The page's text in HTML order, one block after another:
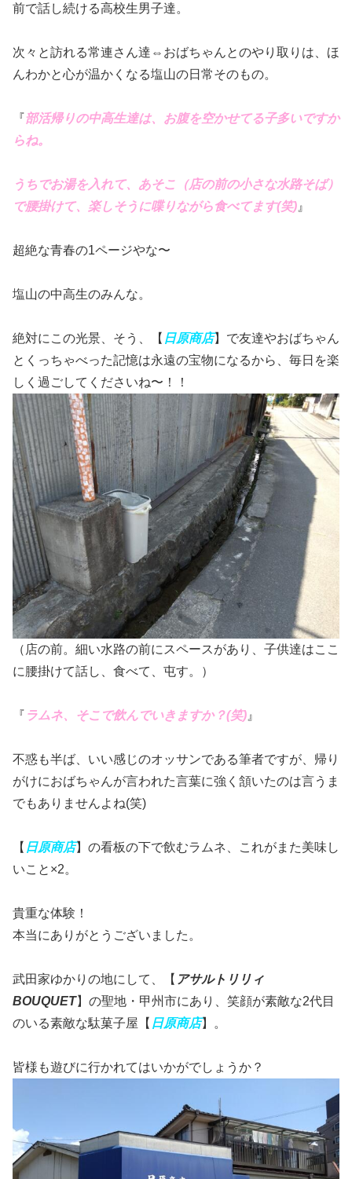
前で話し続ける高校生男子達。
次々と訪れる常連さん達⇔おばちゃんとのやり取りは、ほ
んわかと心が温かくなる塩山の日常そのもの。
『部活帰りの中高生達は、お腹を空かせてる子多いですか
らね。
うちでお湯を入れて、あそこ（店の前の小さな水路そば）
で腰掛けて、楽しそうに喋りながら食べてます(笑) 』
超絶な青春の1ページやな〜
塩山の中高生のみんな。
絶対にこの光景、そう、【 日原商店】で友達やおばちゃん
とくっちゃべった記憶は永遠の宝物になるから、毎日を楽
しく過ごしてくださいね〜！！
（店の前。細い水路の前にスペースがあり、子供達はここ
に腰掛けて話し、食べて、屯す。）
『 ラムネ、そこで飲んでいきますか？(笑) 』
不惑も半ば、いい感じのオッサンである筆者ですが、帰り
がけにおばちゃんが言われた言葉に強く頷いたのは言うま
でもありませんよね(笑)
【 日原商店】の看板の下で飲むラムネ、これがまた美味し
いこと×2。
貴重な体験！
本当にありがとうございました。
武田家ゆかりの地にして、【 アサルトリリィ
BOUQUET】の聖地・甲州市にあり、笑顔が素敵な2代目
のいる素敵な駄菓子屋【 日原商店】。
皆様も遊びに行かれてはいかがでしょうか？